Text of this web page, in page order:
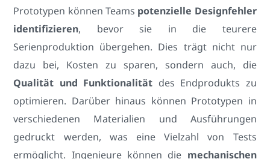
Prototypen können Teams potenzielle Designfehler
identifizieren, bevor sie in die teurere
Serienproduktion übergehen. Dies trägt nicht nur
dazu bei, Kosten zu sparen, sondern auch, die
Qualität und Funktionalität des Endprodukts zu
optimieren. Darüber hinaus können Prototypen in
verschiedenen Materialien und Ausführungen
gedruckt werden, was eine Vielzahl von Tests
ermöglicht. Ingenieure können die mechanischen